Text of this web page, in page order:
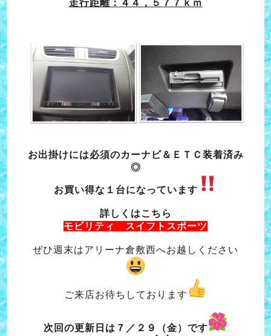
走行距離：４４，５７７ｋｍ
お出掛けには必須のカーナビ＆ＥＴＣ装着済み
◎
お買い得な１台になっています
詳しくはこちら
モビリティ スイフトスポーツ
ぜひ週末はアリーナ倉敷西へお越しください
ご来店お待ちしております
次回の更新日は７／２９（金）です